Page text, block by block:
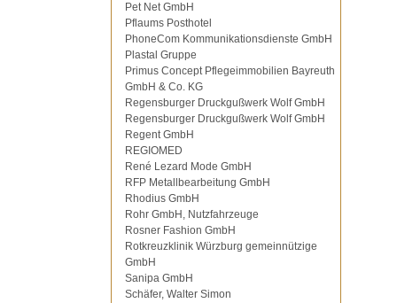
Pet Net GmbH
Pflaums Posthotel
PhoneCom Kommunikationsdienste GmbH
Plastal Gruppe
Primus Concept Pflegeimmobilien Bayreuth
GmbH & Co. KG
Regensburger Druckgußwerk Wolf GmbH
Regensburger Druckgußwerk Wolf GmbH
Regent GmbH
REGIOMED
René Lezard Mode GmbH
RFP Metallbearbeitung GmbH
Rhodius GmbH
Rohr GmbH, Nutzfahrzeuge
Rosner Fashion GmbH
Rotkreuzklinik Würzburg gemeinnützige
GmbH
Sanipa GmbH
Schäfer, Walter Simon